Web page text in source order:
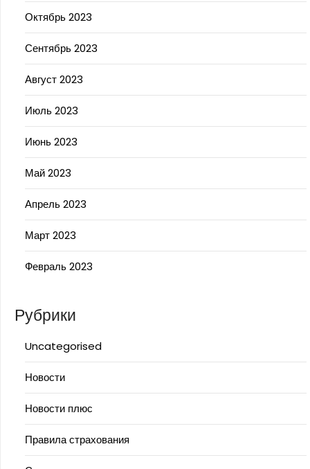
Октябрь 2023
Сентябрь 2023
Август 2023
Июль 2023
Июнь 2023
Май 2023
Апрель 2023
Март 2023
Февраль 2023
Рубрики
Uncategorised
Новости
Новости плюс
Правила страхования